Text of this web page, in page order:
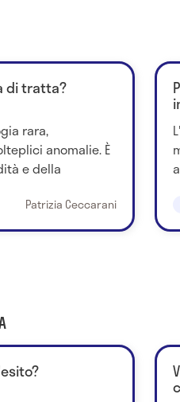
di tratta?
rara,
anomalie. È
e della
Patrizia Ceccarani